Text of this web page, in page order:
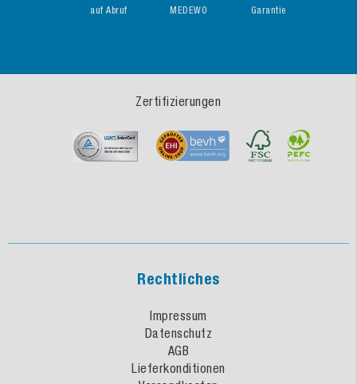
auf Abruf MEDEWO Garantie
Zertifizierungen
Rechtliches
Impressum
Datenschutz
AGB
Lieferkonditionen